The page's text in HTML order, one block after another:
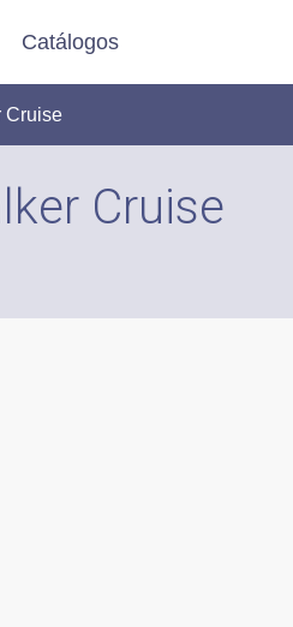
Catálogos
Cruise
Cruise